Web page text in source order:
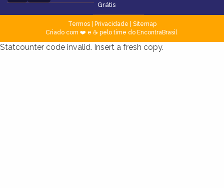
Grátis
Termos| Privacidade
Sitemap
Criado com ❤️ e ☕ pelo time do EncontraBrasil
Statcounter code invalid. Insert a fresh copy.